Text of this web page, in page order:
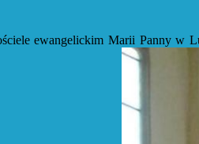
ewangelickim Marii Panny w